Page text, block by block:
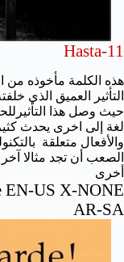
Hasta-11
هذه الكلمة مأخوذه من
التأثير العميق الذي
حيث وصل هذا
لغة إلى اخرى يحدث
والأفعال متعلقة
الصعب أن تجد مثالا
أخرى
EN-US X-NONE
AR-SA